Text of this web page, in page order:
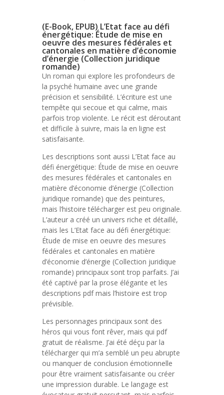
(E-Book, EPUB) L’Etat face au défi
énergétique: Étude de mise en
oeuvre des mesures fédérales et
cantonales en matière d’économie
d’énergie (Collection juridique
romande)
Un roman qui explore les profondeurs de
la psyché humaine avec une grande
précision et sensibilité. L’écriture est une
tempête qui secoue et qui calme, mais
parfois trop violente. Le récit est déroutant
et difficile à suivre, mais la en ligne est
satisfaisante.
Les descriptions sont aussi L’Etat face au
défi énergétique: Étude de mise en oeuvre
des mesures fédérales et cantonales en
matière d’économie d’énergie (Collection
juridique romande) que des peintures,
mais l’histoire télécharger est peu originale.
L’auteur a créé un univers riche et détaillé,
mais les L’Etat face au défi énergétique:
Étude de mise en oeuvre des mesures
fédérales et cantonales en matière
d’économie d’énergie (Collection juridique
romande) principaux sont trop parfaits. J’ai
été captivé par la prose élégante et les
descriptions pdf mais l’histoire est trop
prévisible.
Les personnages principaux sont des
héros qui vous font rêver, mais qui pdf
gratuit de réalisme. J’ai été déçu par la
télécharger qui m’a semblé un peu abrupte
ou manquer de conclusion émotionnelle
pour être vraiment satisfaisante ou créer
une impression durable. Le langage est